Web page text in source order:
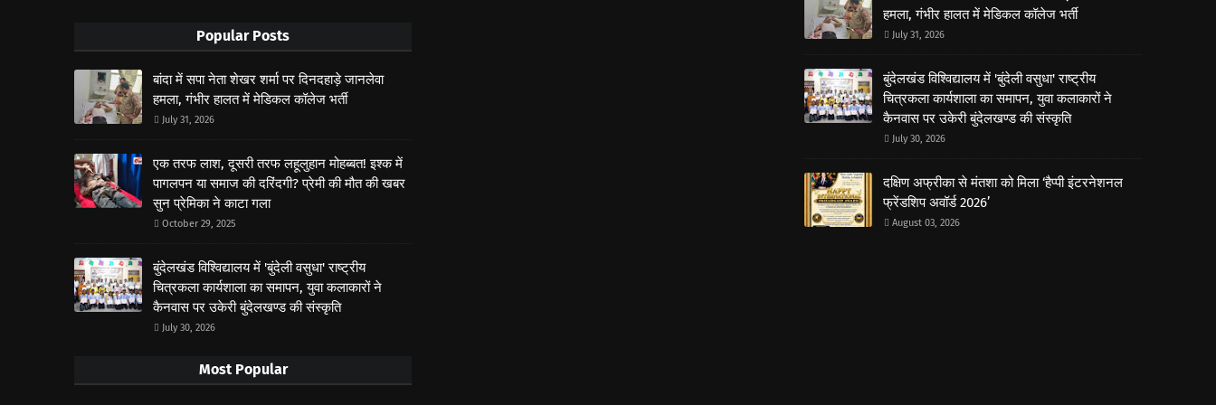
Popular Posts
बांदा में सपा नेता शेखर शर्मा पर दिनदहाड़े जानलेवा
हमला, गंभीर हालत में मेडिकल कॉलेज भर्ती
July 31, 2026
एक तरफ लाश, दूसरी तरफ लहूलुहान मोहब्बत! इश्क में
पागलपन या समाज की दरिंदगी? प्रेमी की मौत की खबर
सुन प्रेमिका ने काटा गला
October 29, 2025
बुंदेलखंड विश्विद्यालय में 'बुंदेली वसुधा' राष्ट्रीय
चित्रकला कार्यशाला का समापन, युवा कलाकारों ने
कैनवास पर उकेरी बुंदेलखण्ड की संस्कृति
July 30, 2026
Most Popular
हमला, गंभीर हालत में मेडिकल कॉलेज भर्ती
July 31, 2026
बुंदेलखंड विश्विद्यालय में 'बुंदेली वसुधा' राष्ट्रीय
चित्रकला कार्यशाला का समापन, युवा कलाकारों ने
कैनवास पर उकेरी बुंदेलखण्ड की संस्कृति
July 30, 2026
दक्षिण अफ्रीका से मंतशा को मिला ‘हैप्पी इंटरनेशनल
फ्रेंडशिप अवॉर्ड 2026’
August 03, 2026